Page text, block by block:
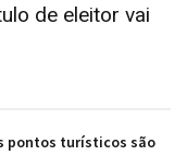
de eleitor vai
pontos turísticos são